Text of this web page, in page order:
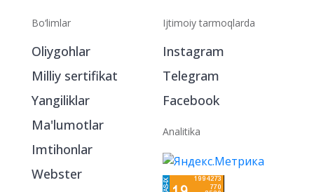
Bo‘limlar
Oliygohlar
Milliy sertifikat
Yangiliklar
Ma'lumotlar
Imtihonlar
Webster
Ijtimoiy tarmoqlarda
Instagram
Telegram
Facebook
Analitika